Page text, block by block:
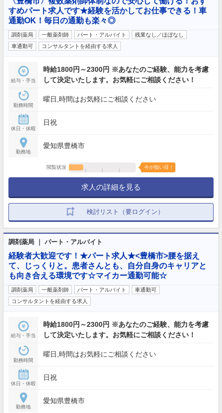
すめパート求人です★経験を活かしてお仕事できる！車
通勤OK！毎日の通勤も楽々◎
調剤薬局 一般薬剤師 パート・アルバイト
残業なし／ほぼなし
車通勤可
コンサルタントを経由する求人
給与・手当
時給1800円～2300円 ※あなたのご経験、能力を考慮
して決定いたします。お気軽にご相談ください！
勤務時間
曜日,時間はお気軽にご相談ください
休日・休暇
日祝
勤務地
愛知県豊橋市
閲覧状況 今が狙い目！
求人の詳細を見る
検討リスト（要ログイン）
調剤薬局 ｜ パート・アルバイト
経験者大歓迎です！★パート求人★<豊橋市>腰を据え
て、じっくりと。患者さんとも、自分自身のキャリアと
も向き合える環境です☆マイカー通勤可能☆
調剤薬局 一般薬剤師 パート・アルバイト
車通勤可
コンサルタントを経由する求人
給与・手当
時給1800円～2300円 ※あなたのご経験、能力を考慮
して決定いたします。お気軽にご相談ください！
勤務時間
曜日,時間はお気軽にご相談ください
休日・休暇
日祝
勤務地
愛知県豊橋市